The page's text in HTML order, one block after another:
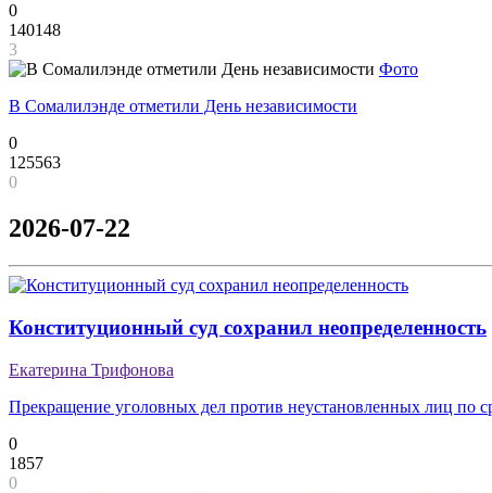
0
140148
3
Фото
В Сомалилэнде отметили День независимости
0
125563
0
2026-07-22
Конституционный суд сохранил неопределенность
Екатерина Трифонова
Прекращение уголовных дел против неустановленных лиц по
0
1857
0